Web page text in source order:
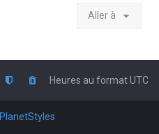
Aller à
Heures au formatUTC
PlanetStyles